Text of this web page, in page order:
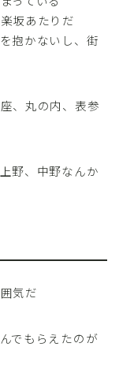
坂あたりだ
抱かないし、街
、丸の内、表参
野、中野なんか
気だ
でもらえたのが